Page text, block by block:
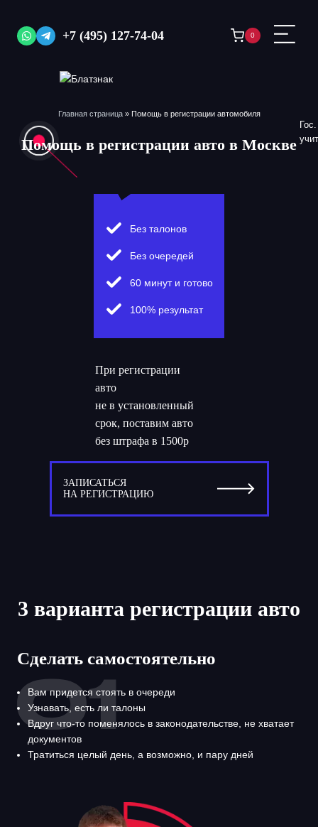
содержимому+7 (495) 127-74-04 0
Главная страница» Помощь в регистрации автомобиля
Помощь в регистрации авто в Москве
Без талонов
Без очередей
60 минут и готово
100% результат
При регистрации
авто
не в установленный
срок, поставим авто
без штрафа в 1500р
ЗАПИСАТЬСЯ
НА РЕГИСТРАЦИЮ
3 варианта регистрации авто
Сделать самостоятельно
Вам придется стоять в очереди
Узнавать, есть ли талоны
Вдруг что-то поменялось в законодательстве, не хватает
документов
Тратиться целый день, а возможно, и пару дней